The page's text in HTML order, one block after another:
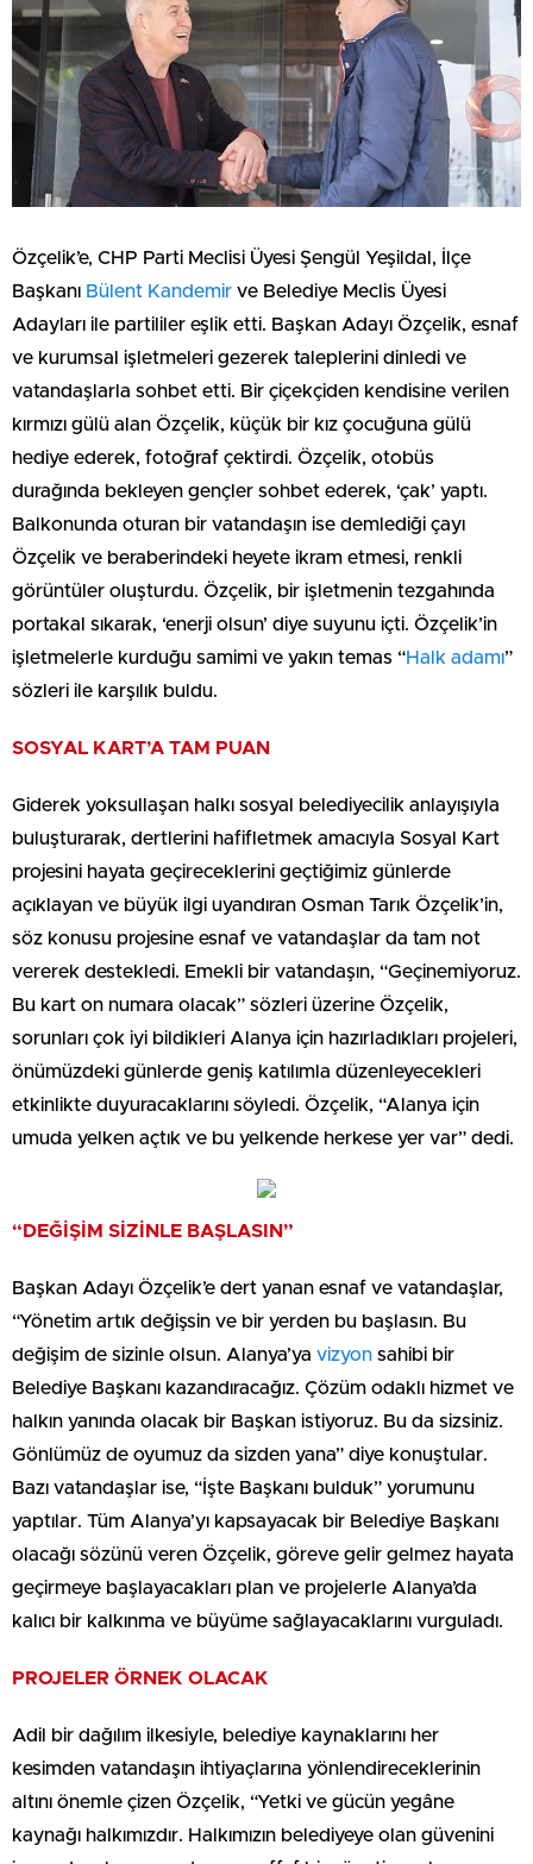
Özçelik’e, CHP Parti Meclisi Üyesi Şengül Yeşildal, İlçe
Başkanı Bülent Kandemir ve Belediye Meclis Üyesi
Adayları ile partililer eşlik etti. Başkan Adayı Özçelik, esnaf
ve kurumsal işletmeleri gezerek taleplerini dinledi ve
vatandaşlarla sohbet etti. Bir çiçekçiden kendisine verilen
kırmızı gülü alan Özçelik, küçük bir kız çocuğuna gülü
hediye ederek, fotoğraf çektirdi. Özçelik, otobüs
durağında bekleyen gençler sohbet ederek, ‘çak’ yaptı.
Balkonunda oturan bir vatandaşın ise demlediği çayı
Özçelik ve beraberindeki heyete ikram etmesi, renkli
görüntüler oluşturdu. Özçelik, bir işletmenin tezgahında
portakal sıkarak, ‘enerji olsun’ diye suyunu içti. Özçelik’in
işletmelerle kurduğu samimi ve yakın temas “Halk adamı”
sözleri ile karşılık buldu.
SOSYAL KART’A TAM PUAN
Giderek yoksullaşan halkı sosyal belediyecilik anlayışıyla
buluşturarak, dertlerini hafifletmek amacıyla Sosyal Kart
projesini hayata geçireceklerini geçtiğimiz günlerde
açıklayan ve büyük ilgi uyandıran Osman Tarık Özçelik’in,
söz konusu projesine esnaf ve vatandaşlar da tam not
vererek destekledi. Emekli bir vatandaşın, “Geçinemiyoruz.
Bu kart on numara olacak” sözleri üzerine Özçelik,
sorunları çok iyi bildikleri Alanya için hazırladıkları projeleri,
önümüzdeki günlerde geniş katılımla düzenleyecekleri
etkinlikte duyuracaklarını söyledi. Özçelik, “Alanya için
umuda yelken açtık ve bu yelkende herkese yer var” dedi.
“DEĞİŞİM SİZİNLE BAŞLASIN”
Başkan Adayı Özçelik’e dert yanan esnaf ve vatandaşlar,
“Yönetim artık değişsin ve bir yerden bu başlasın. Bu
değişim de sizinle olsun. Alanya’ya vizyon sahibi bir
Belediye Başkanı kazandıracağız. Çözüm odaklı hizmet ve
halkın yanında olacak bir Başkan istiyoruz. Bu da sizsiniz.
Gönlümüz de oyumuz da sizden yana” diye konuştular.
Bazı vatandaşlar ise, “İşte Başkanı bulduk” yorumunu
yaptılar. Tüm Alanya’yı kapsayacak bir Belediye Başkanı
olacağı sözünü veren Özçelik, göreve gelir gelmez hayata
geçirmeye başlayacakları plan ve projelerle Alanya’da
kalıcı bir kalkınma ve büyüme sağlayacaklarını vurguladı.
PROJELER ÖRNEK OLACAK
Adil bir dağılım ilkesiyle, belediye kaynaklarını her
kesimden vatandaşın ihtiyaçlarına yönlendireceklerinin
altını önemle çizen Özçelik, “Yetki ve gücün yegâne
kaynağı halkımızdır. Halkımızın belediyeye olan güvenini